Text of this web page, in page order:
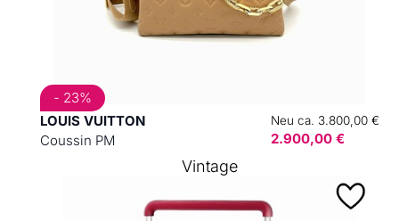
LOUIS VUITTON
Coussin PM
Neu ca. 3.800,00 €
2.900,00 €
- 23%
Vintage